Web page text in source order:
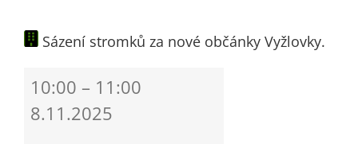
Aktuality
Sázení stromků za nové občánky Vyžlovky.
stromků
za
10:00 – 11:00
8.11.2025